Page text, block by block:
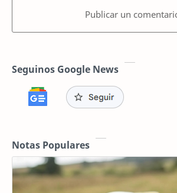
Publicar un
Seguinos Google News
Notas Populares